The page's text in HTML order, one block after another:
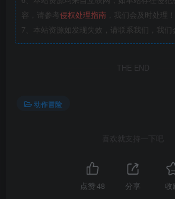
容，请参考侵权处理指南 ，我们会及时处理！
7、本站资源如发现失效，请联系我们，我们
THE END
动作冒险
喜欢就支持一下吧
点赞48 分享 收